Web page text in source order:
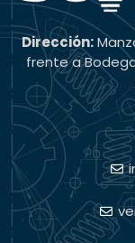
Dirección:
frente a